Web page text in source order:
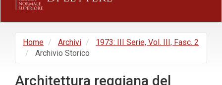
Home Archivi
1973: III Serie, Vol. III, Fasc. 2
Archivio Storico
Architettura reggiana del